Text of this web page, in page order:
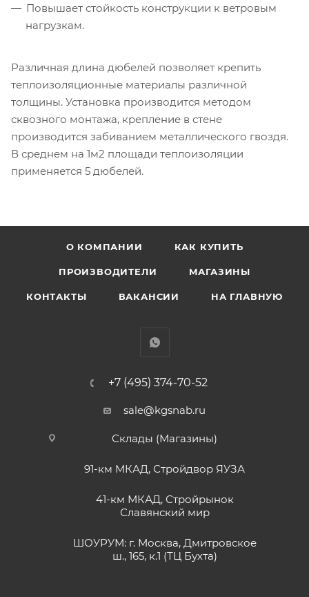
Повышает стойкость конструкции к ветровым
нагрузкам.
Различная длина дюбелей позволяет крепить
теплоизоляционные материалы различной
толщины. Установка производится методом
сквозного монтажа, крепление в стене
производится забиванием металлического гвоздя.
В среднем на 1м2 площади теплоизоляции
применяется 5 дюбелей.
О КОМПАНИИ КАК КУПИТЬ
ПРОИЗВОДИТЕЛИ МАГАЗИНЫ
КОНТАКТЫ ВАКАНСИИ НА ГЛАВНУЮ
+7 (495) 374-70-52
sale@kgsnab.ru
Склады (Магазины)
91-км МКАД, Стройдвор ЯУЗА
41-км МКАД, Стройрынок
Славянский мир
ШОУРУМ: г. Москва, Дмитровское
ш., 165, к.1 (ТЦ Бухта)